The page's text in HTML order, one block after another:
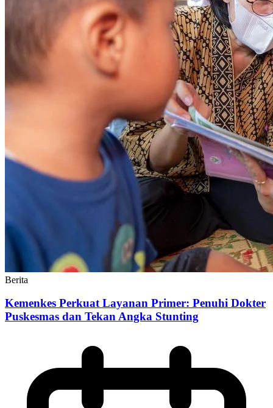
Berita
Kemenkes Perkuat Layanan Primer: Penuhi Dokter
Puskesmas dan Tekan Angka Stunting